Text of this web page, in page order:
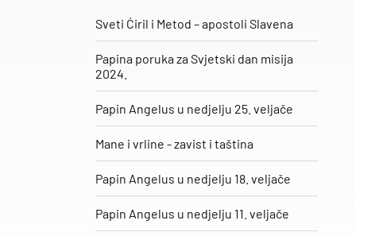
Sveti Ćiril i Metod – apostoli Slavena
Papina poruka za Svjetski dan misija
2024.
Papin Angelus u nedjelju 25. veljače
​Mane i vrline - zavist i taština
Papin Angelus u nedjelju 18. veljače
Papin Angelus u nedjelju 11. veljače